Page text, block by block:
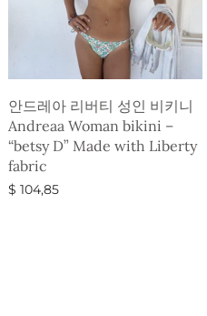
안드레아 리버티 성인 비키니
Andreaa Woman bikini –
“betsy D” Made with Liberty
fabric
$ 104,85